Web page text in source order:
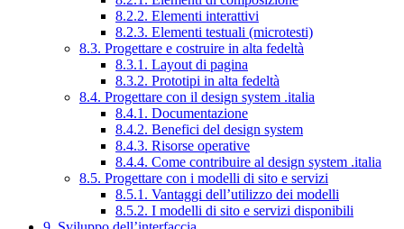
8.2.2. Elementi interattivi
8.2.3. Elementi testuali (microtesti)
8.3. Progettare e costruire in alta fedeltà
8.3.1. Layout di pagina
8.3.2. Prototipi in alta fedeltà
8.4. Progettare con il design system .italia
8.4.1. Documentazione
8.4.2. Benefici del design system
8.4.3. Risorse operative
8.4.4. Come contribuire al design system .italia
8.5. Progettare con i modelli di sito e servizi
8.5.1. Vantaggi dell’utilizzo dei modelli
8.5.2. I modelli di sito e servizi disponibili